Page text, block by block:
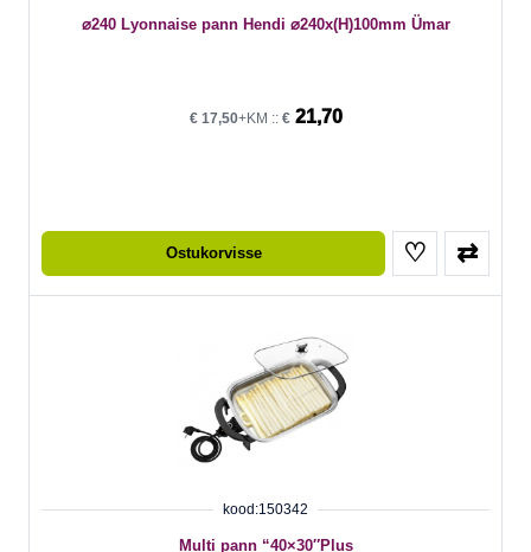
⌀240 Lyonnaise pann Hendi ⌀240x(H)100mm Ümar
€17,50+KM :: €21,70
Ostukorvisse ♡ ⇄
kood:150342
Multi pann “40×30″Plus